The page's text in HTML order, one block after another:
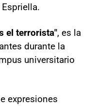
el terrorista", es la
durante la
universitario
expresiones